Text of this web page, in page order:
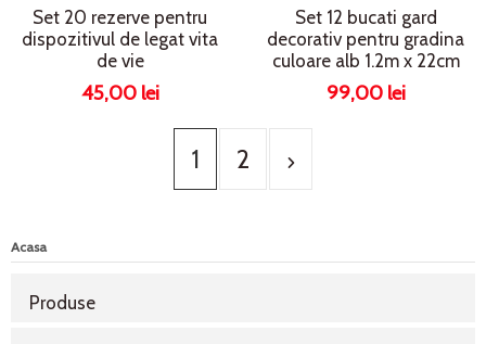
Set 20 rezerve pentru
dispozitivul de legat vita
de vie
45,00 lei
Set 12 bucati gard
decorativ pentru gradina
culoare alb 1.2m x 22cm
99,00 lei
1 2
Acasa
Produse